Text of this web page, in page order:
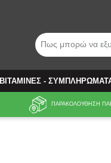
Πως μπορώ να
ΒΙΤΑΜΙΝΕΣ -
ΠΑΡΑΚΟΛΟΥΘΗΣΗ